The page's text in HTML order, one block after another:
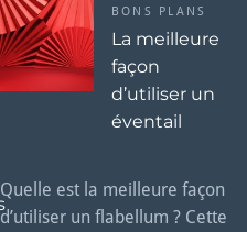
BONS PLANS
La meilleure
façon
d’utiliser un
éventail
Quelle est la meilleure façon
d’utiliser un flabellum ? Cette